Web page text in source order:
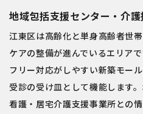
地域包括支援センター・介
江東区は高齢化と単身高齢者世
ケアの整備が進んでいるエリア
フリー対応がしやすい新築モー
受診の受け皿として機能します
看護・居宅介護支援事業所との